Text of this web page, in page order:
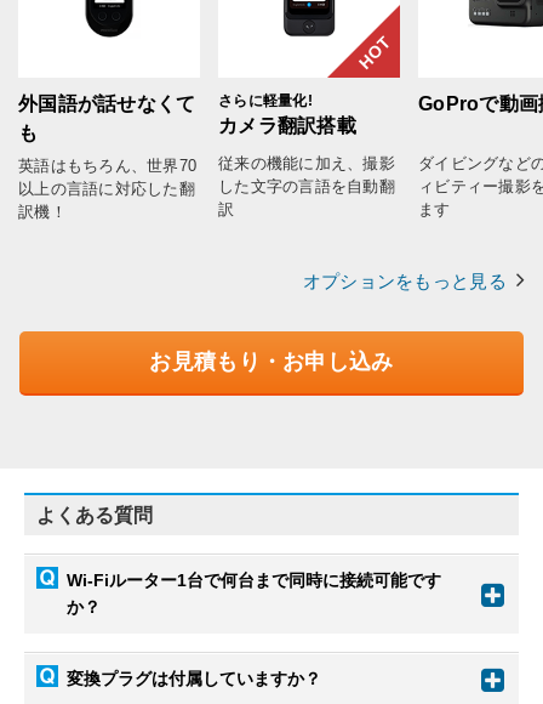
外国語が話せなくて
も
英語はもちろん、世界70
以上の言語に対応した翻
訳機！
HOT
さらに軽量化!
カメラ翻訳搭載
従来の機能に加え、撮影
した文字の言語を自動翻
訳
GoProで動画
ダイビングなど
ィビティー撮影
ます
オプションをもっと見る
お見積もり・お申し込み
よくある質問
Wi-Fiルーター1台で何台まで同時に接続可能です
か？
変換プラグは付属していますか？